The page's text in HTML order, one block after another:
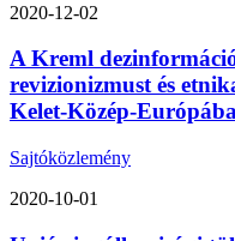
2020-12-02
A Kreml
revizionizmust és
Kelet-Közép-
Sajtóközlemény
2020-10-01